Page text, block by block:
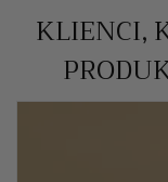
KLIENCI,